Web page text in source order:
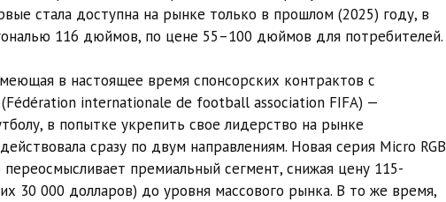
стала доступна на рынке только в прошлом (2025) году, в
116 дюймов, по цене 55–100 дюймов для потребителей.
в настоящее время спонсорских контрактов с
internationale de football association FIFA) —
в попытке укрепить свое лидерство на рынке
сразу по двум направлениям. Новая серия Micro RGB
премиальный сегмент, снижая цену 115-
30 000 долларов) до уровня массового рынка. В то же время,